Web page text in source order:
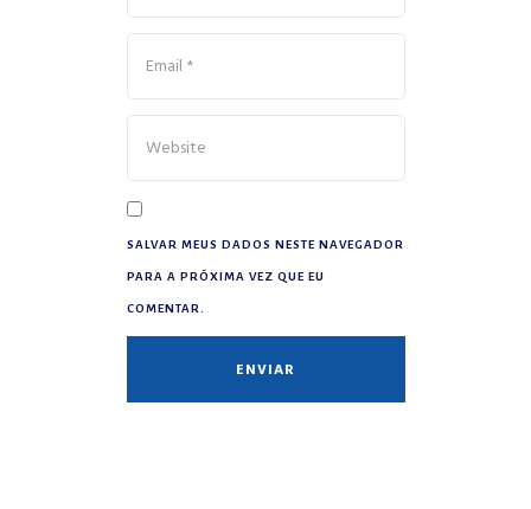
SALVAR MEUS DADOS NESTE NAVEGADOR
PARA A PRÓXIMA VEZ QUE EU
COMENTAR.